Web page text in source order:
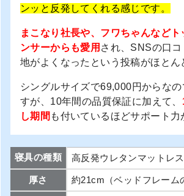
ンッと反発してくれる感じです。
まこなり社長や、フワちゃんなど
ンサーからも愛用 され、SNSの口
地がよくなったという投稿がほとん
シングルサイズで69,000円からな
すが、10年間の品質保証に加えて、
し期間 も付いているほどサポート力
寝具の種類 高反発ウレタンマットレス
厚さ 約21cm（ベッドフレーム